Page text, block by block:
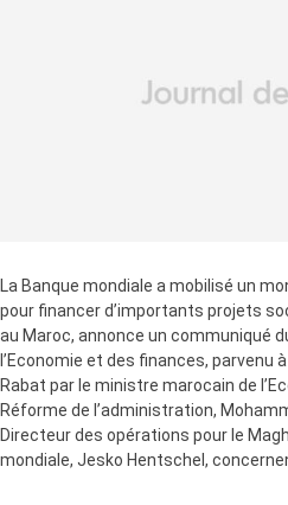
La Banque mondiale a mobilisé un
pour financer d’importants projets
au Maroc, annonce un communiqué
l’Economie et des finances, parvenu
Rabat par le ministre marocain de
Réforme de l’administration,
Directeur des opérations pour le
mondiale, Jesko Hentschel,